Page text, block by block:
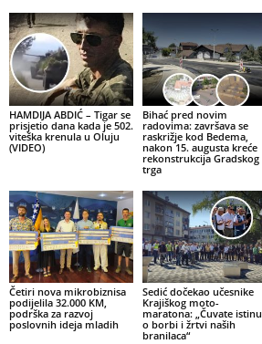
HAMDIJA ABDIĆ – Tigar se
prisjetio dana kada je 502.
viteška krenula u Oluju
(VIDEO)
Bihać pred novim
radovima: završava se
raskrižje kod Bedema,
nakon 15. augusta kreće
rekonstrukcija Gradskog
trga
Četiri nova mikrobiznisa
podijelila 32.000 KM,
podrška za razvoj
poslovnih ideja mladih
Sedić dočekao učesnike
Krajiškog moto-
maratona: „Čuvate istinu
o borbi i žrtvi naših
branilaca“